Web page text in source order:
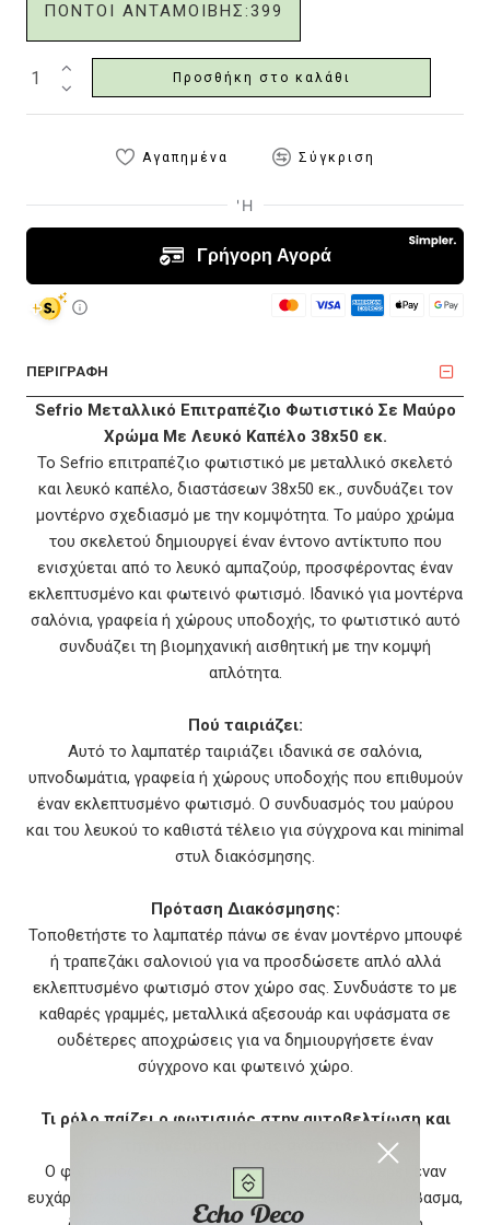
ΠΟΝΤΟΙ ΑΝΤΑΜΟΙΒΗΣ:399
Προσθήκη στο καλάθι
Αγαπημένα Σύγκριση
ΠΕΡΙΓΡΑΦΗ
Sefrio Μεταλλικό Επιτραπέζιο Φωτιστικό Σε Μαύρο
Χρώμα Με Λευκό Καπέλο 38x50 εκ.
Το Sefrio επιτραπέζιο φωτιστικό με μεταλλικό σκελετό
και λευκό καπέλο, διαστάσεων 38x50 εκ., συνδυάζει τον
μοντέρνο σχεδιασμό με την κομψότητα. Το μαύρο χρώμα
του σκελετού δημιουργεί έναν έντονο αντίκτυπο που
ενισχύεται από το λευκό αμπαζούρ, προσφέροντας έναν
εκλεπτυσμένο και φωτεινό φωτισμό. Ιδανικό για μοντέρνα
σαλόνια, γραφεία ή χώρους υποδοχής, το φωτιστικό αυτό
συνδυάζει τη βιομηχανική αισθητική με την κομψή
απλότητα.
Πού ταιριάζει:
Αυτό το λαμπατέρ ταιριάζει ιδανικά σε σαλόνια,
υπνοδωμάτια, γραφεία ή χώρους υποδοχής που επιθυμούν
έναν εκλεπτυσμένο φωτισμό. Ο συνδυασμός του μαύρου
και του λευκού το καθιστά τέλειο για σύγχρονα και minimal
στυλ διακόσμησης.
Πρόταση Διακόσμησης:
Τοποθετήστε το λαμπατέρ πάνω σε έναν μοντέρνο μπουφέ
ή τραπεζάκι σαλονιού για να προσδώσετε απλό αλλά
εκλεπτυσμένο φωτισμό στον χώρο σας. Συνδυάστε το με
καθαρές γραμμές, μεταλλικά αξεσουάρ και υφάσματα σε
ουδέτερες αποχρώσεις για να δημιουργήσετε έναν
σύγχρονο και φωτεινό χώρο.
Τι ρόλο παίζει ο φωτισμός στην αυτοβελτίωση και
Ο φωτισμός από το Sefrio φωτιστικό προσφέρει έναν
ευχάριστο και χαλαρωτικό φωτισμό, ιδανικό για διάβασμα,